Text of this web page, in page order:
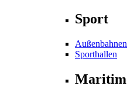
Sport
Außenbahnen
Sporthallen